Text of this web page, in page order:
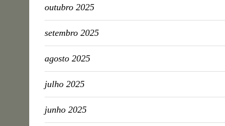
outubro 2025
setembro 2025
agosto 2025
julho 2025
junho 2025